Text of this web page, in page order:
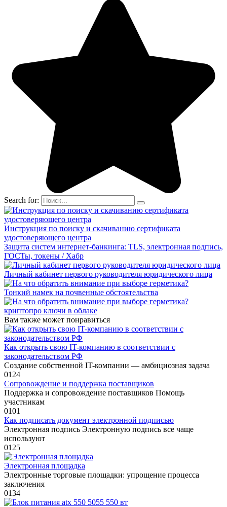
Search for:
Инструкция по поиску и скачиванию сертификата
удостоверяющего центра
Защита систем интернет-банкинга: TLS, электронная подпись,
ГОСТы, токены / Хабр
Личный кабинет первого руководителя юридического лица
Тонкий намек на почвенные обстоятельства
криптопро ключи в облаке
Вам также может понравиться
Как открыть свою IT-компанию в соответствии с
законодательством РФ
Создание собственной IT-компании — амбициозная задача
0124
Сопровождение и поддержка поставщиков
Поддержка и сопровождение поставщиков Помощь
участникам
0101
Как подписать документ электронной подписью
Электронная подпись Электронную подпись все чаще
используют
0125
Электронная площадка
Электронные торговые площадки: упрощение процесса
заключения
0134